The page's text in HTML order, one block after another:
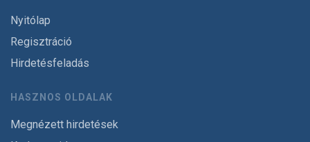
Nyitólap
Regisztráció
Hirdetésfeladás
HASZNOS OLDALAK
Megnézett hirdetések